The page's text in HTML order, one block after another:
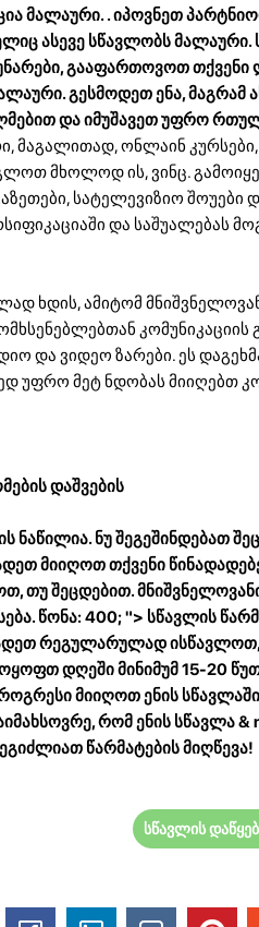
მალაური. . იპოვნეთ
ასევე სწავლობს
გააფართოვოთ
გესმოდეთ ენა, მაგრამ
და იმუშავეთ უფრო
მაგალითად, ონლაინ
მხოლოდ ის, ვინც.
სატელევიზიო შოუები
და საშუალებას
ხდის, ამიტომ
და ვიდეო ზარები. ეს
უფრო მეტ ნდობას მიიღებთ
დაშვების
ნაწილია. ნუ შეგეშინდებათ
მიიღოთ თქვენი
თუ შეცდებით.
წონა: 400; "> სწავლის
რეგულარულად
დღეში მინიმუმ 15-20
მიიღოთ ენის
რომ ენის სწავლა
წარმატების მიღწევა!
სწავლის